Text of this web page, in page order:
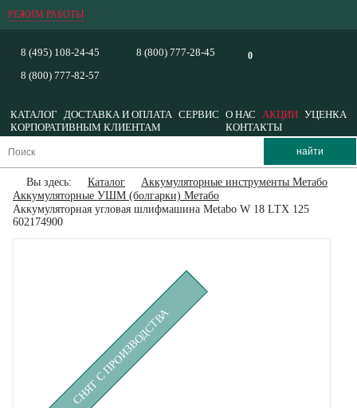
РЕЖИМ РАБОТЫ
0
8 (495) 108-24-45
8 (800) 777-82-57
8 (800) 777-28-45
КАТАЛОГ ДОСТАВКА И ОПЛАТА СЕРВИС О НАС АКЦИИ УЦЕНКА
КОРПОРАТИВНЫМ КЛИЕНТАМ
КОНТАКТЫ
Вы здесь: Каталог
Аккумуляторные инструменты Метабо
Аккумуляторные УШМ (болгарки) Метабо
Аккумуляторная угловая шлифмашина Metabo W 18 LTX 125
602174900
СНЯТ С ПРОИЗВОДСТВА